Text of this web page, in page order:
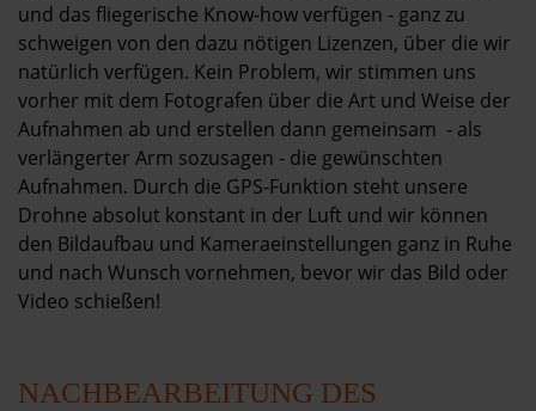
Kontakt
und das fliegerische Know-how verfügen - ganz zu
schweigen von den dazu nötigen Lizenzen, über die wir
natürlich verfügen. Kein Problem, wir stimmen uns
vorher mit dem Fotografen über die Art und Weise der
Aufnahmen ab und erstellen dann gemeinsam - als
verlängerter Arm sozusagen - die gewünschten
Aufnahmen. Durch die GPS-Funktion steht unsere
Drohne absolut konstant in der Luft und wir können
den Bildaufbau und Kameraeinstellungen ganz in Ruhe
und nach Wunsch vornehmen, bevor wir das Bild oder
Video schießen!
NACHBEARBEITUNG DES